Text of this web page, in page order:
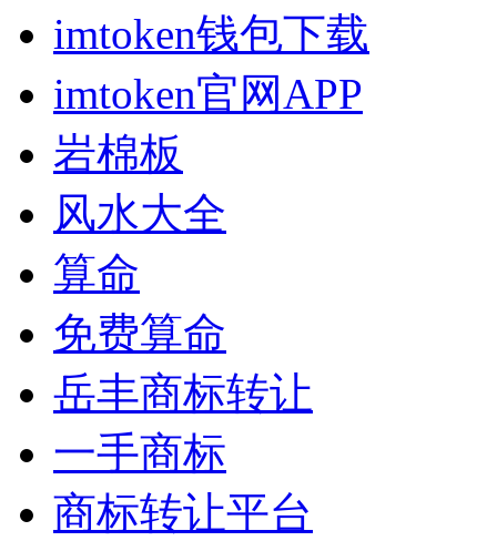
imtoken钱包下载
imtoken官网APP
岩棉板
风水大全
算命
免费算命
岳丰商标转让
一手商标
商标转让平台